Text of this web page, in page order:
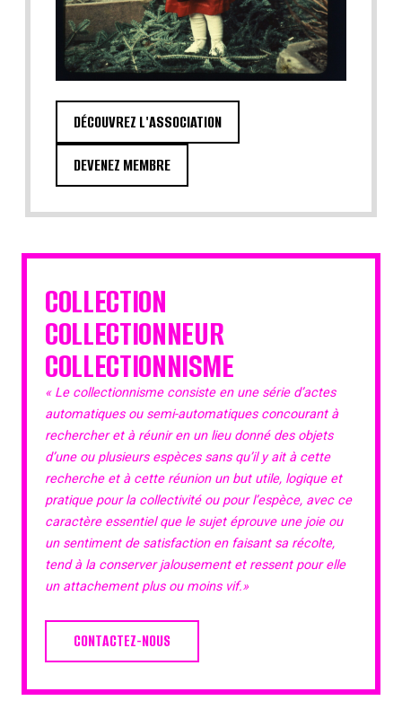
DÉCOUVREZ L'ASSOCIATION
DEVENEZ MEMBRE
COLLECTION
COLLECTIONNEUR
COLLECTIONNISME
« Le collectionnisme consiste en une série d’actes
automatiques ou semi-automatiques concourant à
rechercher et à réunir en un lieu donné des objets
d’une ou plusieurs espèces sans qu’il y ait à cette
recherche et à cette réunion un but utile, logique et
pratique pour la collectivité ou pour l’espèce, avec ce
caractère essentiel que le sujet éprouve une joie ou
un sentiment de satisfaction en faisant sa récolte,
tend à la conserver jalousement et ressent pour elle
un attachement plus ou moins vif.»
CONTACTEZ-NOUS